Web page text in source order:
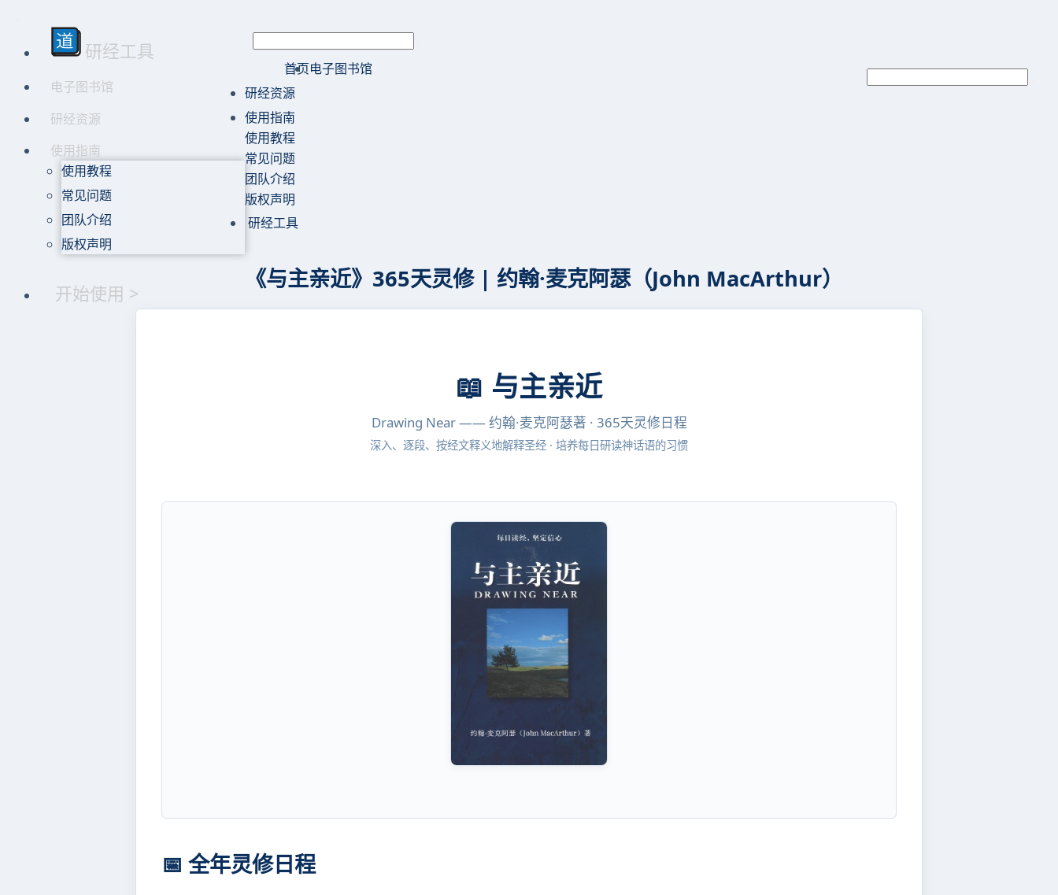
研经工具
电子图书馆
研经资源
使用指南
使用教程
常见问题
团队介绍
版权声明
开始使用 >
首页电子图书馆
研经资源
使用指南
使用教程
常见问题
团队介绍
版权声明
研经工具
《与主亲近》365天灵修 | 约翰·麦克阿瑟（John MacArthur）
📖 与主亲近
Drawing Near —— 约翰·麦克阿瑟著 · 365天灵修日程
深入、逐段、按经文释义地解释圣经 · 培养每日研读神话语的习惯
📅 全年灵修日程